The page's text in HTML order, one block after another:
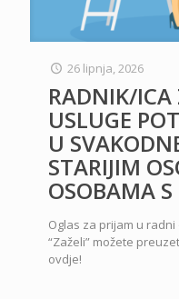
26 lipnja, 2026
RADNIK/ICA
USLUGE
U
STARIJIM
OSOBAMA
Oglas za prijam u
“Zaželi” možete
ovdje!